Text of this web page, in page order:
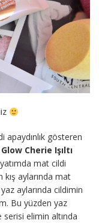
apaydınlık gösteren
Cherie Işıltı
mat cildi
aylarında mat
aylarında cildimin
Bu yüzden yaz
serisi elimin altında